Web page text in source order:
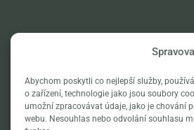
Abychom poskytli co nejlepší služby,
o zařízení, technologie jako jsou soubory
umožní zpracovávat údaje, jako je chování
webu. Nesouhlas nebo odvolání souhlasu